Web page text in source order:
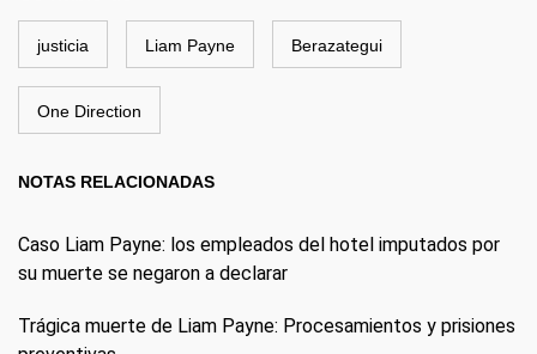
justicia Liam Payne Berazategui
One Direction
NOTAS RELACIONADAS
Caso Liam Payne: los empleados del hotel imputados por
su muerte se negaron a declarar
Trágica muerte de Liam Payne: Procesamientos y prisiones